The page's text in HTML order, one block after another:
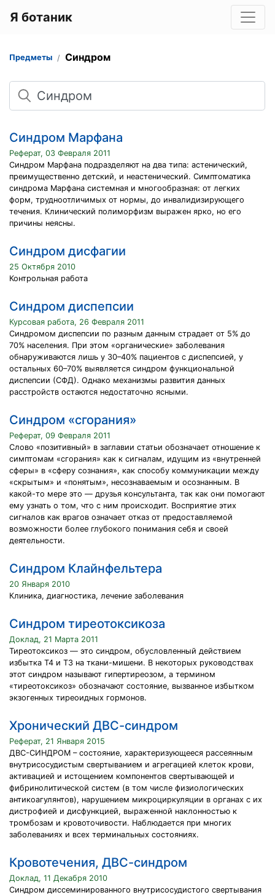
Я ботаник
Предметы Синдром
Поиск
Синдром Марфана
Реферат, 03 Февраля 2011
Синдром Марфана подразделяют на два типа: астенический,
преимущественно детский, и неастенический. Симптоматика
синдрома Марфана системная и многообразная: от легких
форм, трудноотличимых от нормы, до инвалидизирующего
течения. Клинический полиморфизм выражен ярко, но его
причины неясны.
Синдром дисфагии
25 Октября 2010
Контрольная работа
Синдром диспепсии
Курсовая работа, 26 Февраля 2011
Синдромом диспепсии по разным данным страдает от 5% до
70% населения. При этом «органические» заболевания
обнаруживаются лишь у 30–40% пациентов с диспепсией, у
остальных 60–70% выявляется синдром функциональной
диспепсии (СФД). Однако механизмы развития данных
расстройств остаются недостаточно ясными.
Синдром «сгорания»
Реферат, 09 Февраля 2011
Слово «позитивный» в заглавии статьи обозначает отношение к
симптомам «сгорания» как к сигналам, идущим из «внутренней
сферы» в «сферу сознания», как способу коммуникации между
«скрытым» и «понятым», несознаваемым и осознанным. В
какой-то мере это — друзья консультанта, так как они помогают
ему узнать о том, что с ним происходит. Восприятие этих
сигналов как врагов означает отказ от предоставляемой
возможности более глубокого понимания себя и своей
деятельности.
Синдром Клайнфельтера
20 Января 2010
Клиника, диагностика, лечение заболевания
Синдром тиреотоксикоза
Доклад, 21 Марта 2011
Тиреотоксикоз — это синдром, обусловленный действием
избытка T4 и T3 на ткани-мишени. В некоторых руководствах
этот синдром называют гипертиреозом, а термином
«тиреотоксикоз» обозначают состояние, вызванное избытком
экзогенных тиреоидных гормонов.
Хронический ДВС-синдром
Реферат, 21 Января 2015
ДВС-СИНДРОМ – состояние, характеризующееся рассеянным
внутрисосудистым свертыванием и агрегацией клеток крови,
активацией и истощением компонентов свертывающей и
фибринолитической систем (в том числе физиологических
антикоагулянтов), нарушением микроциркуляции в органах с их
дистрофией и дисфункцией, выраженной наклонностью к
тромбозам и кровоточивости. Наблюдается при многих
заболеваниях и всех терминальных состояниях.
Кровотечения, ДВС-синдром
Доклад, 11 Декабря 2010
Синдром диссеминированного внутрисосудистого свертывания